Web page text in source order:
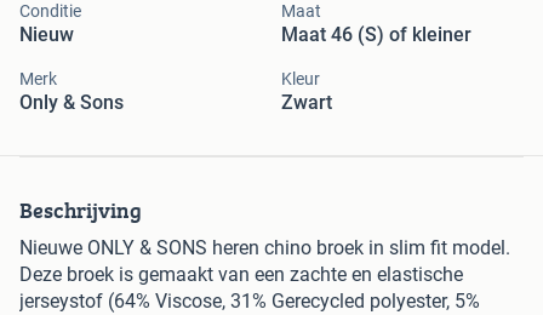
Conditie
Nieuw
Maat
Maat 46 (S) of kleiner
Merk
Only & Sons
Kleur
Zwart
Beschrijving
Nieuwe ONLY & SONS heren chino broek in slim fit model.
Deze broek is gemaakt van een zachte en elastische
jerseystof (64% Viscose, 31% Gerecycled polyester, 5%